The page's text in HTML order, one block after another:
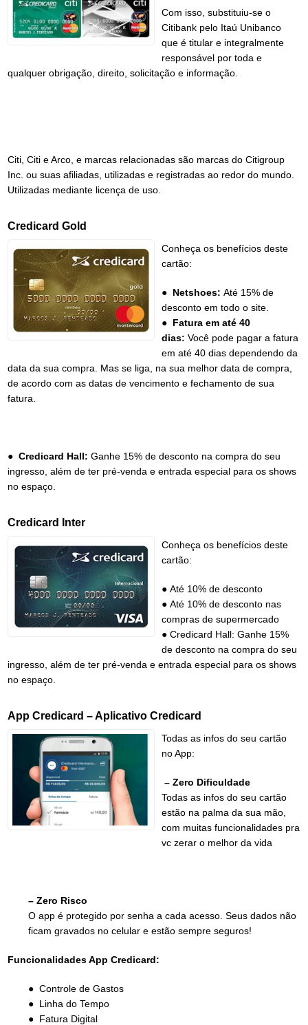
Com isso, substituiu-se o
Citibank pelo Itaú Unibanco
que é titular e integralmente
responsável por toda e
qualquer obrigação, direito, solicitação e informação.
Citi, Citi e Arco, e marcas relacionadas são marcas do Citigroup
Inc. ou suas afiliadas, utilizadas e registradas ao redor do mundo.
Utilizadas mediante licença de uso.
Credicard Gold
Conheça os benefícios deste
cartão:
● Netshoes:Até 15% de
desconto em todo o site.
● Fatura em até 40
dias:Você pode pagar a fatura
em até 40 dias dependendo da
data da sua compra. Mas se liga, na sua melhor data de compra,
de acordo com as datas de vencimento e fechamento de sua
fatura.
●Credicard Hall:Ganhe 15% de desconto na compra do seu
ingresso, além de ter pré-venda e entrada especial para os shows
no espaço.
Credicard Inter
Conheça os benefícios deste
cartão:
● Até 10% de desconto
● Até 10% de desconto nas
compras de supermercado
● Credicard Hall: Ganhe 15%
de desconto na compra do seu
ingresso, além de ter pré-venda e entrada especial para os shows
no espaço.
App Credicard – Aplicativo Credicard
Todas as infos do seu cartão
no App:
– Zero Dificuldade
Todas as infos do seu cartão
estão na palma da sua mão,
com muitas funcionalidades pra
vc zerar o melhor da vida
– Zero Risco
O app é protegido por senha a cada acesso. Seus dados não
ficam gravados no celular e estão sempre seguros!
Funcionalidades App Credicard:
● Controle de Gastos
● Linha do Tempo
● Fatura Digital